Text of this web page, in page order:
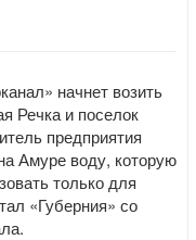
начнет возить
Речка и поселок
предприятия
Амуре воду, которую
только для
«Губерния» со